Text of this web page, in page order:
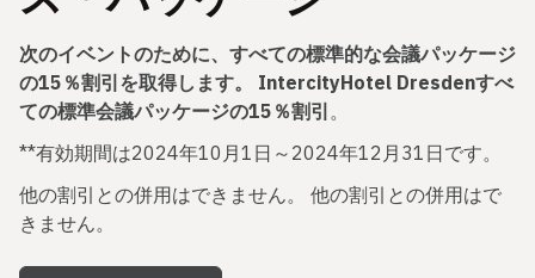
次のイベントのために、すべての標準的な会議パッケージ
の15％割引を取得します。 IntercityHotel Dresdenすべ
ての標準会議パッケージの15％割引 。
**有効期間は2024年10月1日～2024年12月31日です。
他の割引との併用はできません。 他の割引との併用はで
きません。